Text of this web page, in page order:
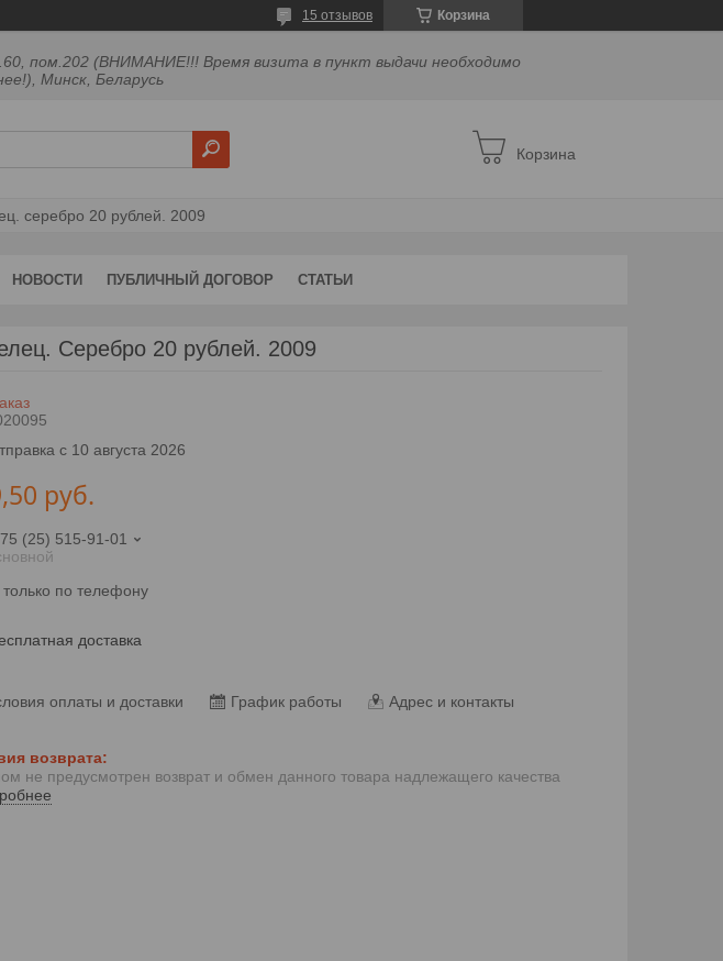
Корзина
15 отзывов
пом.202 (ВНИМАНИЕ!!! Время визита в пункт выдачи необходимо
Минск, Беларусь
Корзина
серебро 20 рублей. 2009
НОВОСТИ ПУБЛИЧНЫЙ ДОГОВОР СТАТЬИ
Серебро 20 рублей. 2009
с 10 августа 2026
руб.
(25) 515-91-01
только по телефону
доставка
оплаты и доставки График работы Адрес и контакты
не предусмотрен возврат и обмен данного товара надлежащего качества